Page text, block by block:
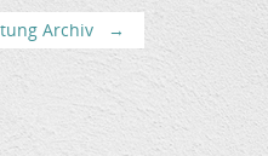
Archiv
→